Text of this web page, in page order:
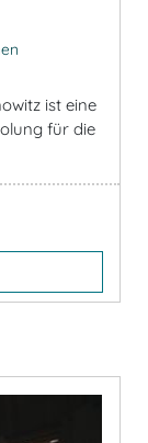
ist eine
für die